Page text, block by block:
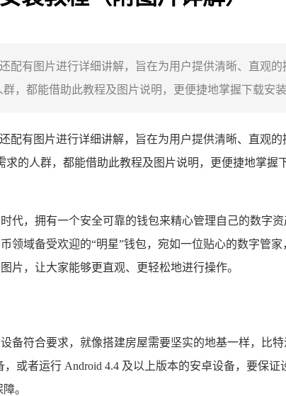
配有图片进行详细讲解，旨在为用户提供清晰、直观
，都能借助此教程及图片说明，更便捷地掌握下载安
配有图片进行详细讲解，旨在为用户提供清晰、直观
的人群，都能借助此教程及图片说明，更便捷地掌
代，拥有一个安全可靠的钱包来精心管理自己的数字
领域备受欢迎的“明星”钱包，宛如一位贴心的数字管
片，让大家能够更直观、更轻松地进行操作。
备符合要求，就像搭建房屋需要坚实的地基一样，比
，或者运行 Android 4.4 及以上版本的安卓设备，要保
。